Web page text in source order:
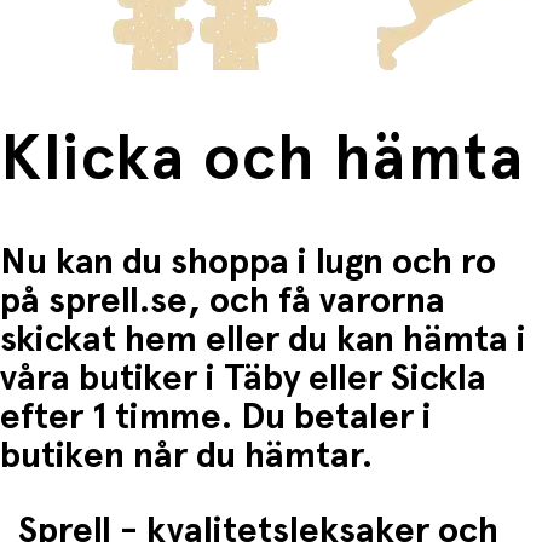
Fri frakt när du handlar för mer än 1500:-
Klicka och hämta
Nu kan du shoppa i lugn och ro
på sprell.se, och få varorna
skickat hem eller du kan hämta i
våra butiker i Täby eller Sickla
efter 1 timme. Du betaler i
butiken når du hämtar.
Sprell - kvalitetsleksaker och